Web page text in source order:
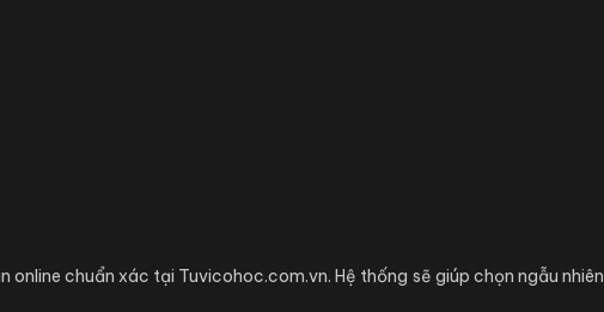
online chuẩn xác tại Tuvicohoc.com.vn. Hệ thống sẽ giúp chọn ngẫu nhiên